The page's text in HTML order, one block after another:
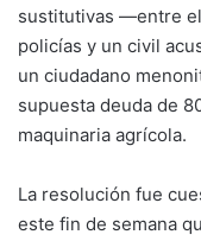
sustitutivas —entre
policías y un civil
un ciudadano
supuesta deuda de
maquinaria agrícola.
La resolución fue
este fin de semana